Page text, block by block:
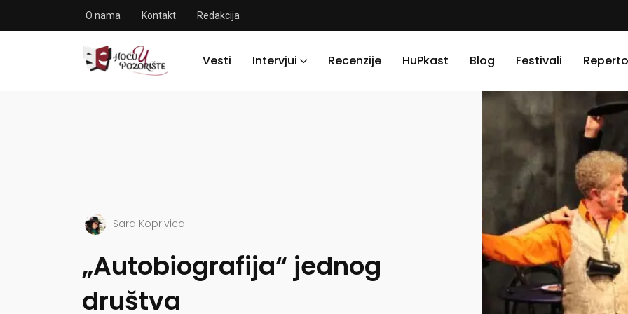
O nama Kontakt Redakcija
Vesti Intervjui Recenzije HuPkast Blog Festivali
Sara Koprivica
„Autobiografija“ jednog
društva